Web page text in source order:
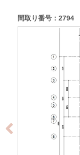
間取り番号：2794